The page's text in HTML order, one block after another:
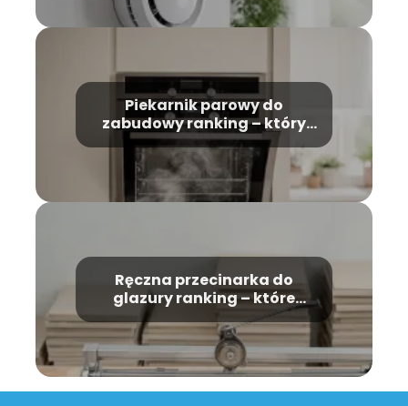
Piekarnik parowy do
zabudowy ranking – który
model wybrać?
Ręczna przecinarka do
glazury ranking – które
modele warto kupić?